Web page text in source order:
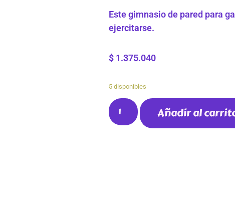
Este gimnasio de pared para
ejercitarse.
$1.375.040
5 disponibles
Añadir al